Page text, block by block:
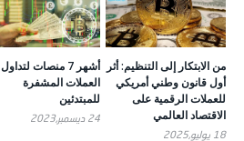
من الابتكار إلى التنظيم: أثر
أول قانون وطني أمريكي
للعملات الرقمية على
الاقتصاد العالمي
18 يوليو,2025
أشهر 7 منصات لتداول
العملات المشفرة
للمبتدئين
24 ديسمبر,2023